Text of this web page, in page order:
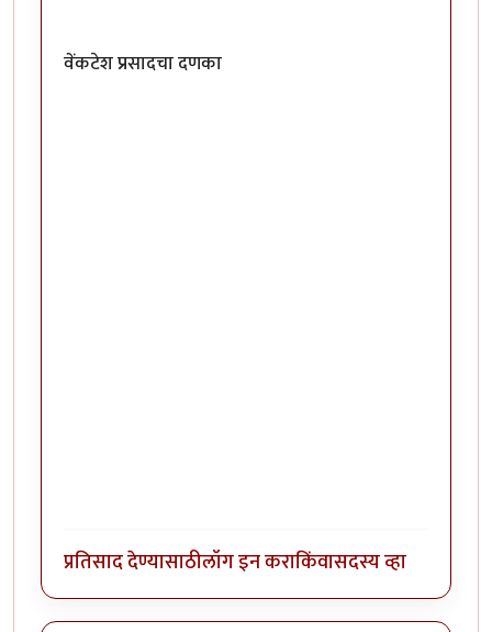
वेंकटेश प्रसादचा दणका
प्रतिसाद देण्यासाठीलॉग इन कराकिंवासदस्य व्हा